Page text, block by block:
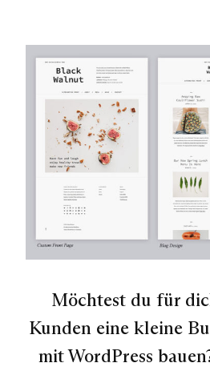
Möchtest du für
Kunden eine kleine
mit WordPress